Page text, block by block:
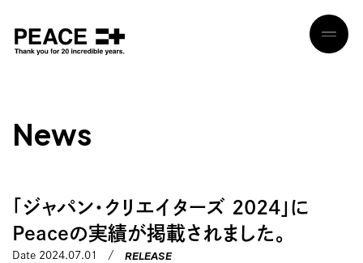
News
「ジャパン・クリエイターズ 2024」に
Peaceの実績が掲載されました。
Date 2024.07.01 RELEASE